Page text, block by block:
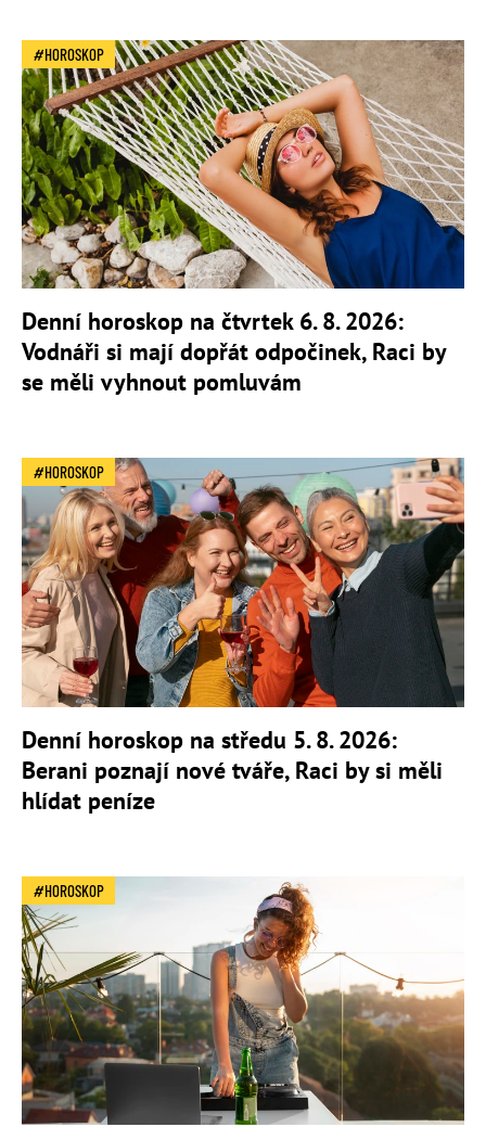
HOROSKOP
Denní horoskop na čtvrtek 6. 8. 2026:
Vodnáři si mají dopřát odpočinek, Raci by
se měli vyhnout pomluvám
HOROSKOP
Denní horoskop na středu 5. 8. 2026:
Berani poznají nové tváře, Raci by si měli
hlídat peníze
HOROSKOP